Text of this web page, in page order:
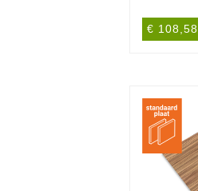
€ 108,58